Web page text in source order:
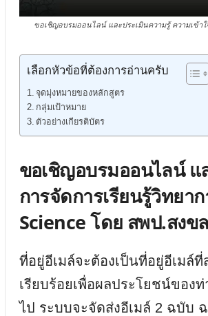
ขอเชิญอบรมออนไลน์ และประเมินความรู้ ความเข้าใ
เลือกหัวข้อที่ต้องการอ่านครับ
จุดมุ่งหมายของหลักสูตร
กลุ่มเป้าหมาย
ตัวอย่างเกียรติบัตร
ขอเชิญอบรมออนไลน์ แ
การจัดการเรียนรู้วิทย
Science โดย สพป.สงข
ที่อยู่อีเมล์จะต้องเป็นที่อยู่อีเมล์
เรียบร้อยเพื่อผลประโยชน์ของ
ไป ระบบจะจัดส่งอีเมล์ 2 ฉบับ